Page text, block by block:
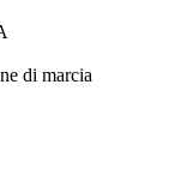
di marcia